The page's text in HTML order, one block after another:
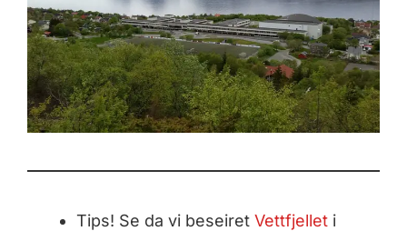
Tips! Se da vi beseiret Vettfjelleti